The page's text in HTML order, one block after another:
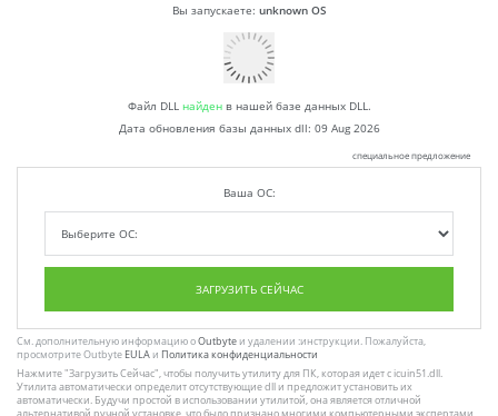
Вы запускаете: unknown OS
Файл DLL найденв нашей базе данных DLL.
Дата обновления базы данных dll: 09 Aug 2026
специальное предложение
Ваша ОС:
ЗАГРУЗИТЬ СЕЙЧАС
См. дополнительную информацию оOutbyteи удалении :инструкции. Пожалуйста,
просмотрите Outbyte EULAи Политика конфиденциальности
Нажмите"Загрузить Сейчас", чтобы получить утилиту для ПК, которая идет с icuin51.dll.
Утилита автоматически определит отсутствующие dll и предложит установить их
автоматически. Будучи простой в использовании утилитой, она является отличной